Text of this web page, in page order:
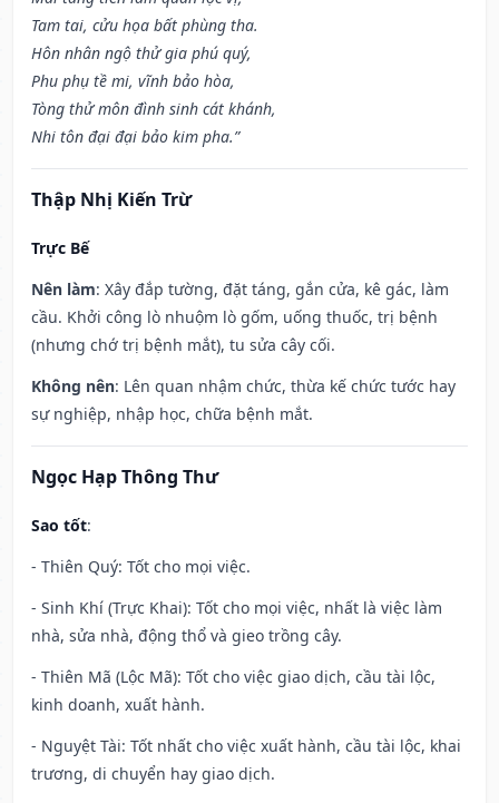
Tam tai, cửu họa bất phùng tha.
Hôn nhân ngộ thử gia phú quý,
Phu phụ tề mi, vĩnh bảo hòa,
Tòng thử môn đình sinh cát khánh,
Nhi tôn đại đại bảo kim pha.”
Thập Nhị Kiến Trừ
Trực Bế
Nên làm: Xây đắp tường, đặt táng, gắn cửa, kê gác, làm
cầu. Khởi công lò nhuộm lò gốm, uống thuốc, trị bệnh
(nhưng chớ trị bệnh mắt), tu sửa cây cối.
Không nên: Lên quan nhậm chức, thừa kế chức tước hay
sự nghiệp, nhập học, chữa bệnh mắt.
Ngọc Hạp Thông Thư
Sao tốt:
- Thiên Quý: Tốt cho mọi việc.
- Sinh Khí (Trực Khai): Tốt cho mọi việc, nhất là việc làm
nhà, sửa nhà, động thổ và gieo trồng cây.
- Thiên Mã (Lộc Mã): Tốt cho việc giao dịch, cầu tài lộc,
kinh doanh, xuất hành.
- Nguyệt Tài: Tốt nhất cho việc xuất hành, cầu tài lộc, khai
trương, di chuyển hay giao dịch.